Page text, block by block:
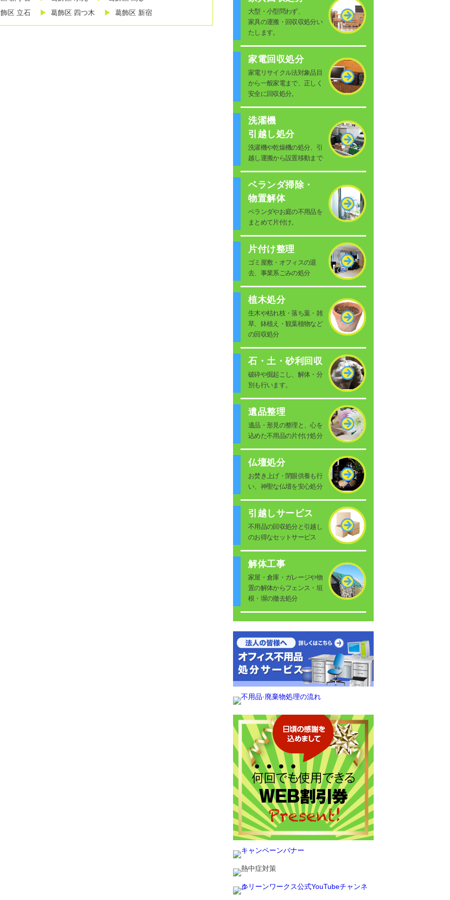
区 立石
葛飾区 四つ木 葛飾区 新宿
大型・小型問わず、
家具の運搬・回収収処分い
たします。
家電回収処分
家電リサイクル法対象品目
から一般家電まで、正しく
安全に回収処分。
洗濯機
引越し処分
洗濯機や乾燥機の処分、引
越し運搬から設置移動まで
ベランダ掃除・
物置解体
ベランダやお庭の不用品を
まとめて片付け。
片付け整理
ゴミ屋敷・オフィスの退
去、事業系ごみの処分
植木処分
生木や枯れ枝・落ち葉・雑
草、鉢植え・観葉植物など
の回収処分
石・土・砂利回収
破砕や掘起こし、解体・分
別も行います。
遺品整理
遺品・形見の整理と、心を
込めた不用品の片付け処分
仏壇処分
お焚き上げ・閉眼供養も行
い、神聖な仏壇を安心処分
引越しサービス
不用品の回収処分と引越し
のお得なセットサービス
解体工事
家屋・倉庫・ガレージや物
置の解体からフェンス・垣
根・塀の撤去処分